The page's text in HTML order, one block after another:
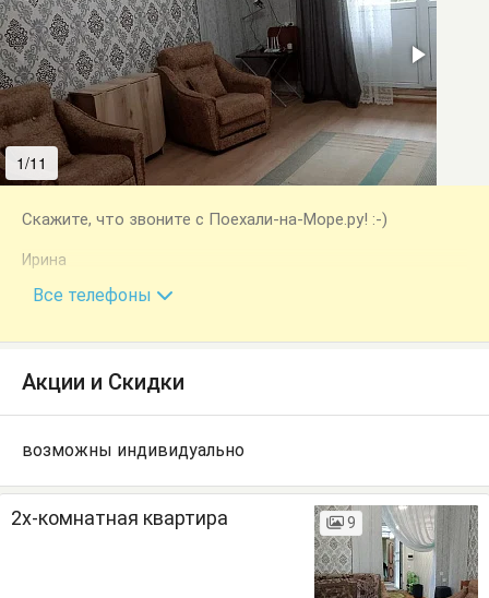
1/11
Скажите, что звоните с Поехали-на-Море.ру! :-)
Ирина
+7 (920) 557-88-16
Все телефоны
Акции и Скидки
возможны индивидуально
2х-комнатная квартира 9